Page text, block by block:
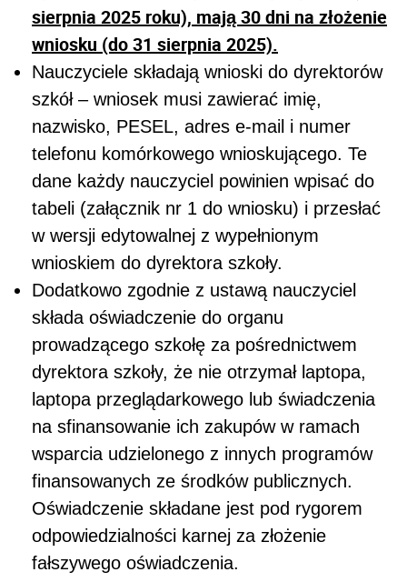
sierpnia 2025 roku), mają 30 dni na złożenie
wniosku (do 31 sierpnia 2025).
Nauczyciele składają wnioski do dyrektorów
szkół – wniosek musi zawierać imię,
nazwisko, PESEL, adres e-mail i numer
telefonu komórkowego wnioskującego. Te
dane każdy nauczyciel powinien wpisać do
tabeli (załącznik nr 1 do wniosku) i przesłać
w wersji edytowalnej z wypełnionym
wnioskiem do dyrektora szkoły.
Dodatkowo zgodnie z ustawą nauczyciel
składa oświadczenie do organu
prowadzącego szkołę za pośrednictwem
dyrektora szkoły, że nie otrzymał laptopa,
laptopa przeglądarkowego lub świadczenia
na sfinansowanie ich zakupów w ramach
wsparcia udzielonego z innych programów
finansowanych ze środków publicznych.
Oświadczenie składane jest pod rygorem
odpowiedzialności karnej za złożenie
fałszywego oświadczenia.